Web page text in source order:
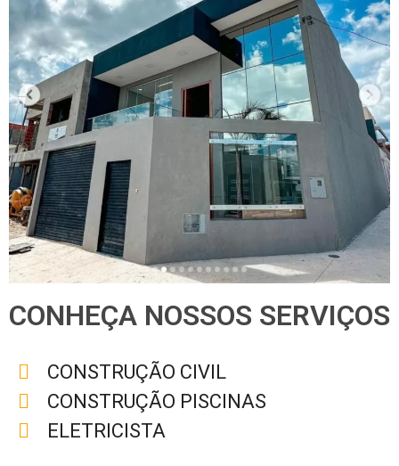
CONHEÇA NOSSOS SERVIÇOS
CONSTRUÇÃO CIVIL
CONSTRUÇÃO PISCINAS
ELETRICISTA